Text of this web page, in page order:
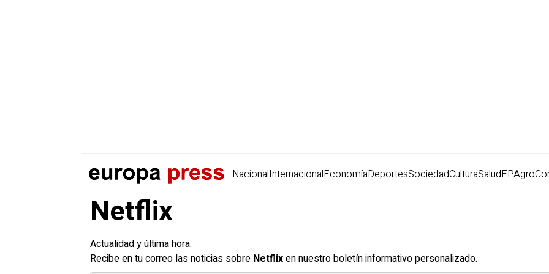
NacionalInternacionalEconomíaDeportesSociedadCulturaSaludEPAgro
Netflix
Actualidad y última hora.
Recibe en tu correo las noticias sobre Netflixen nuestro boletín informativo personalizado.